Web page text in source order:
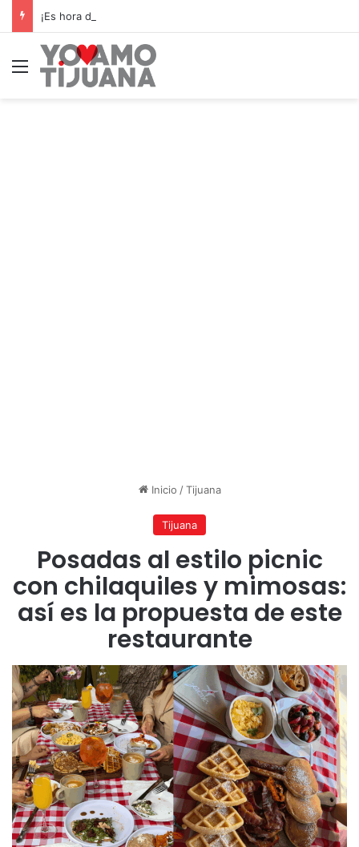
Menú
Inicio / Tijuana
Tijuana
Posadas al estilo picnic
con chilaquiles y mimosas:
así es la propuesta de este
restaurante